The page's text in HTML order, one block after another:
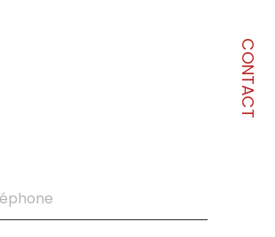
CONTACT